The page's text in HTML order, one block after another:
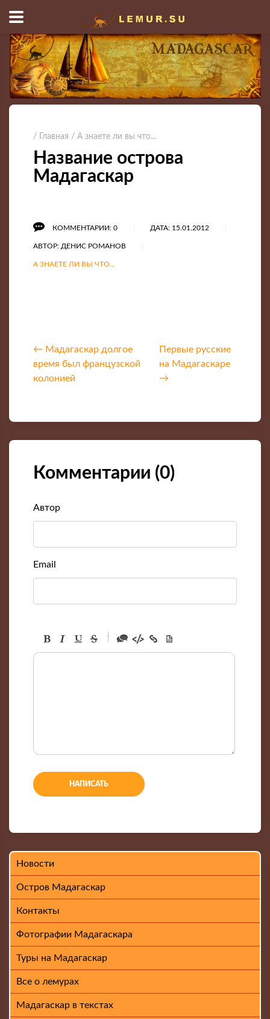
/ Главная / А знаете ли вы что...
Название острова
Мадагаскар
КОММЕНТАРИИ: 0 ДАТА: 15.01.2012
АВТОР: ДЕНИС РОМАНОВ
А ЗНАЕТЕ ЛИ ВЫ ЧТО...
← Мадагаскар долгое
время был французской
колонией
Первые русские
на Мадагаскаре
→
Комментарии (0)
Автор
Email
-
-
Новости
Остров Мадагаскар
Контакты
Фотографии Мадагаскара
Туры на Мадагаскар
Все о лемурах
Мадагаскар в текстах